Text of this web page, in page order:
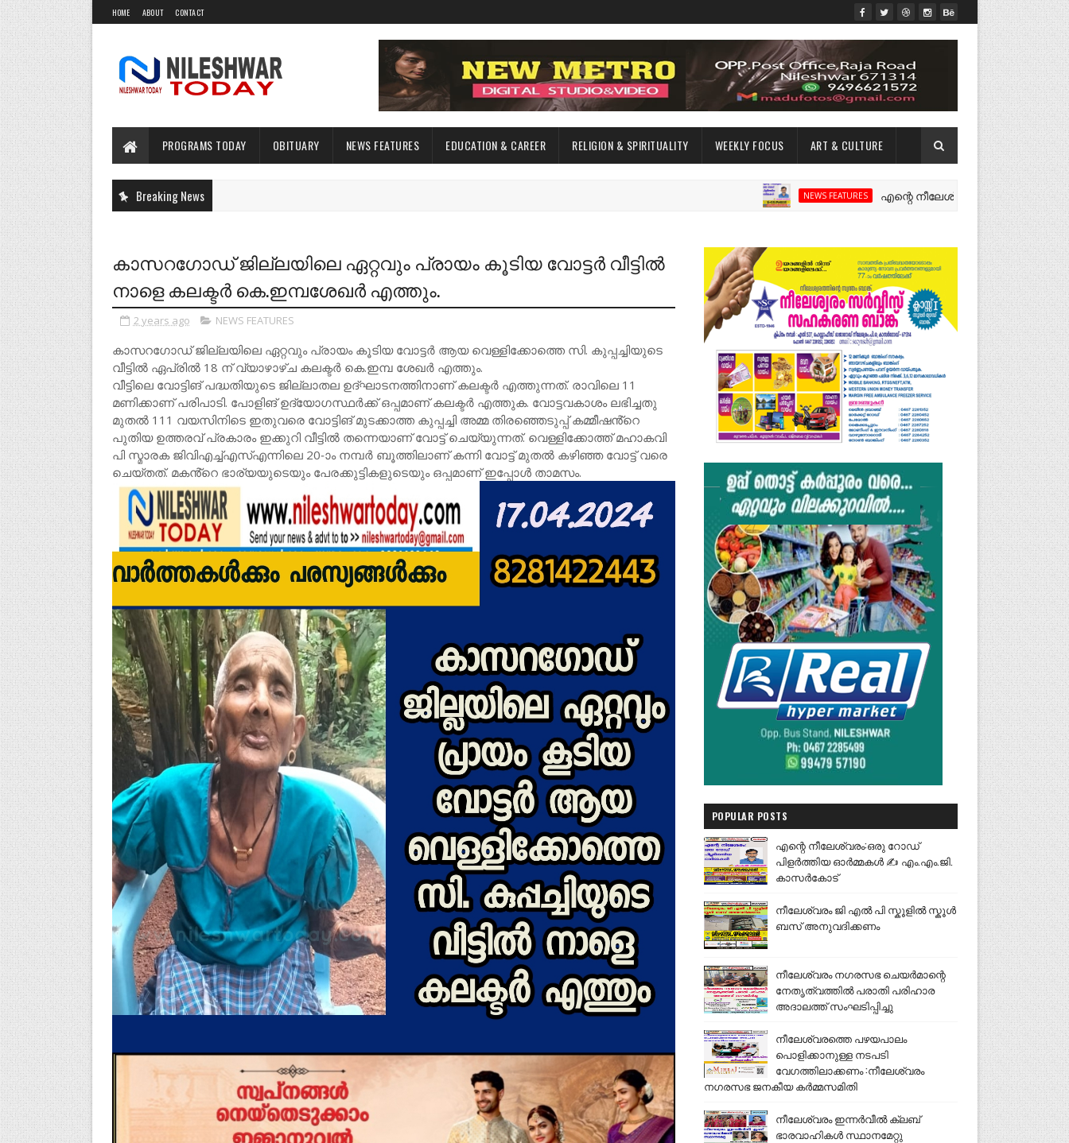
HOME ABOUT CONTACT
PROGRAMS TODAY OBITUARY NEWS FEATURES EDUCATION & CAREER RELIGION & SPIRITUALITY WEEKLY FOCUS ART & CULTURE
Breaking News NEWS FEATURES എന്റെ നീലേശ്വരം:ഒരു റോഡ് പിളർത്തിയ
കാസറഗോഡ് ജില്ലയിലെ ഏറ്റവും പ്രായം കൂടിയ വോട്ടർ വീട്ടിൽ
നാളെ കലക്ടർ കെ.ഇമ്പശേഖർ എത്തും.
2 years ago NEWS FEATURES
കാസറഗോഡ് ജില്ലയിലെ ഏറ്റവും പ്രായം കൂടിയ വോട്ടർ ആയ വെള്ളിക്കോത്തെ സി. കുപ്പച്ചിയുടെ
വീട്ടിൽ ഏപ്രിൽ 18 ന് വ്യാഴാഴ്ച കലക്ടർ കെ.ഇമ്പ ശേഖർ എത്തും.
വീട്ടിലെ വോട്ടിങ് പദ്ധതിയുടെ ജില്ലാതല ഉദ്ഘാടനത്തിനാണ് കലക്ടർ എത്തുന്നത്. രാവിലെ 11
മണിക്കാണ് പരിപാടി. പോളിങ് ഉദ്യോഗസ്ഥർക്ക് ഒപ്പമാണ് കലക്ടർ എത്തുക. വോട്ടവകാശം ലഭിച്ചതു
മുതൽ 111 വയസിനിടെ ഇതുവരെ വോട്ടിങ് മുടക്കാത്ത കുപ്പച്ചി അമ്മ തിരഞ്ഞെടുപ്പ് കമ്മീഷൻ്റെ
പുതിയ ഉത്തരവ് പ്രകാരം ഇക്കുറി വീട്ടിൽ തന്നെയാണ് വോട്ട് ചെയ്യുന്നത്. വെള്ളിക്കോത്ത് മഹാകവി
പി സ്മാരക ജിവിഎച്ച്എസ്എന്നിലെ 20-ാം നമ്പർ ബൂത്തിലാണ് കന്നി വോട്ട് മുതൽ കഴിഞ്ഞ വോട്ട് വരെ
ചെയ്തത്. മകൻ്റെ ഭാര്യയുടെയും പേരക്കുട്ടികളുടെയും ഒപ്പമാണ് ഇപ്പോൾ താമസം.
POPULAR POSTS
എന്റെ നീലേശ്വരം:ഒരു റോഡ്
പിളർത്തിയ ഓർമ്മകൾ ✍️ എം.എം.ജി.
കാസർകോട്
നീലേശ്വരം ജി എൽ പി സ്കൂളിൽ സ്കൂൾ
ബസ് അനുവദിക്കണം
നീലേശ്വരം നഗരസഭ ചെയർമാന്റെ
നേതൃത്വത്തിൽ പരാതി പരിഹാര
അദാലത്ത് സംഘടിപ്പിച്ചു
നീലേശ്വരത്തെ പഴയപാലം
പൊളിക്കാനുള്ള നടപടി
വേഗത്തിലാക്കണം :നീലേശ്വരം
നഗരസഭ ജനകീയ കർമ്മസമിതി
നീലേശ്വരം ഇന്നർവീൽ ക്ലബ്
ഭാരവാഹികൾ സ്ഥാനമേറ്റു